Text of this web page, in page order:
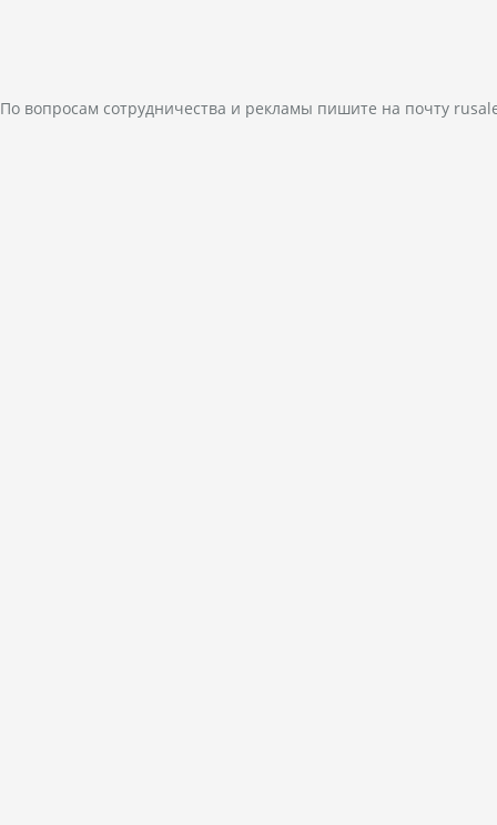
По вопросам сотрудничества и рекламы пишите на почту